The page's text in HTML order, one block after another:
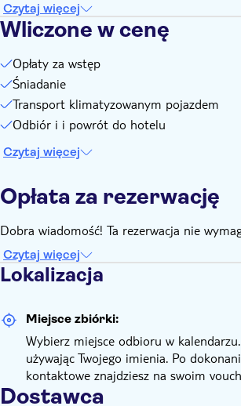
Czytaj więcej
Wliczone w cenę
Opłaty za wstęp
Śniadanie
Transport klimatyzowanym pojazdem
Odbiór i i powrót do hotelu
Czytaj więcej
Opłata za rezerwację
Dobra wiadomość! Ta rezerwacja nie
Czytaj więcej
Lokalizacja
Miejsce zbiórki:
Wybierz miejsce odbioru w
używając Twojego imienia. Po
kontaktowe znajdziesz na swoim
Dostawca